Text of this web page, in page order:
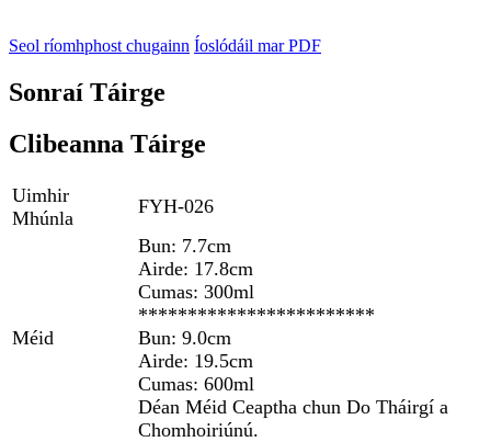
Seol ríomhphost chugainn Íoslódáil mar PDF
Sonraí Táirge
Clibeanna Táirge
Uimhir
Mhúnla
FYH-026
Méid
Bun: 7.7cm
Airde: 17.8cm
Cumas: 300ml
************************
Bun: 9.0cm
Airde: 19.5cm
Cumas: 600ml
Déan Méid Ceaptha chun Do Tháirgí a
Chomhoiriúnú.